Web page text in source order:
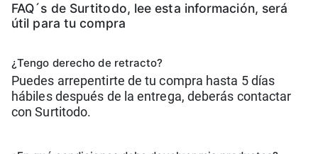
FAQ´s de Surtitodo, lee esta información, será
útil para tu compra
¿Tengo derecho de retracto?
Puedes arrepentirte de tu compra hasta 5 días
hábiles después de la entrega, deberás contactar
con Surtitodo.